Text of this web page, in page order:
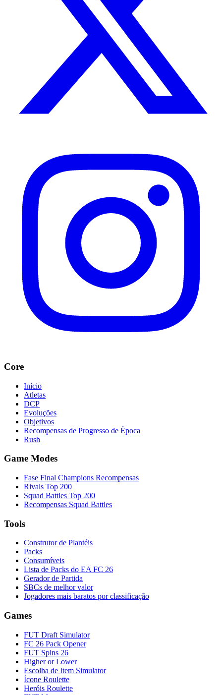
Core
Início
Atletas
DCP
Evoluções
Objetivos
Recompensas de Progresso de Época
Rush
Game Modes
Fase Final Champions Recompensas
Rivals Top 200
Squad Battles Top 200
Recompensas Squad Battles
Tools
Construtor de Plantéis
Packs
Consumíveis
Lista de Packs do EA FC 26
Gerador de Partida
SBCs de melhor valor
Jogadores mais baratos por classificação
Games
FUT Draft Simulator
FC 26 Pack Opener
FUT Spins 26
Higher or Lower
Escolha de Item Simulator
Ícone Roulette
Heróis Roulette